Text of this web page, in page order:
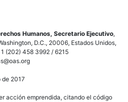
Humanos, Secretario Ejecutivo,
D.C., 20006, Estados Unidos,
(202) 458 3992 / 6215
de 2017
acción emprendida, citando el código